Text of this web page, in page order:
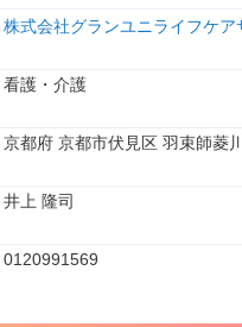
株式会社グランユニライフケア
看護・介護
京都府 京都市伏見区 羽束師菱
井上 隆司
0120991569